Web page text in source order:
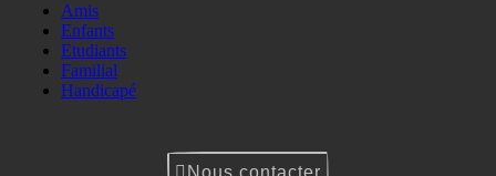
Amis
Enfants
Etudiants
Familial
Handicapé
Nous contacter